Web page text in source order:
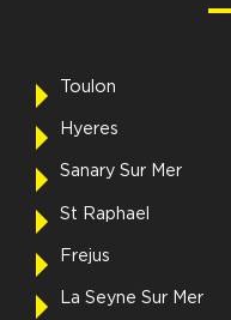
Toulon
Hyeres
Sanary Sur Mer
St Raphael
Frejus
La Seyne Sur Mer